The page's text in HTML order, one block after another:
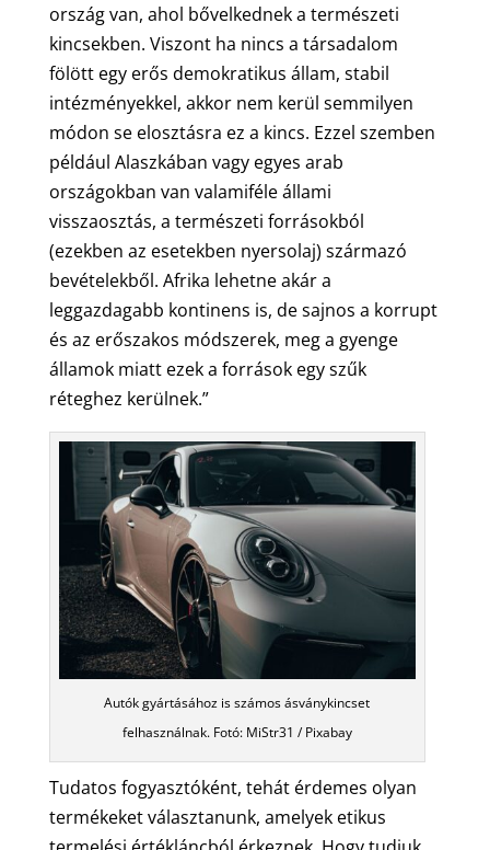
ország van, ahol bővelkednek a természeti
kincsekben. Viszont ha nincs a társadalom
fölött egy erős demokratikus állam, stabil
intézményekkel, akkor nem kerül semmilyen
módon se elosztásra ez a kincs. Ezzel szemben
például Alaszkában vagy egyes arab
országokban van valamiféle állami
visszaosztás, a természeti forrásokból
(ezekben az esetekben nyersolaj) származó
bevételekből. Afrika lehetne akár a
leggazdagabb kontinens is, de sajnos a korrupt
és az erőszakos módszerek, meg a gyenge
államok miatt ezek a források egy szűk
réteghez kerülnek.”
Autók gyártásához is számos ásványkincset
felhasználnak. Fotó: MiStr31 / Pixabay
Tudatos fogyasztóként, tehát érdemes olyan
termékeket választanunk, amelyek etikus